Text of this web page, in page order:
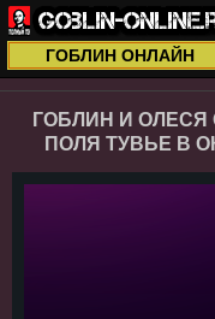
ГОБЛИН ОНЛАЙН
ГОБЛИН И
ПОЛЯ ТУВЬЕ В